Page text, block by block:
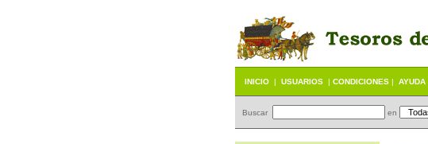
INICIO | USUARIOS | CONDICIONES | AYUDA
Buscar en